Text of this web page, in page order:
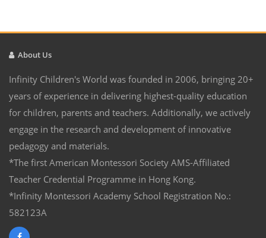
About Us
Infinity Children's World was founded in 2006, bringing 20+
years of experience in delivering highest-quality education
for children, parents and teachers. Additionally, we actively
engage in the research and development of innovative
pedagogy and materials.
*The first American Montessori Society AMS-Affiliated
Teacher Credential Programme in Hong Kong.
*Infinity Montessori Academy School Registration No.:
582123A